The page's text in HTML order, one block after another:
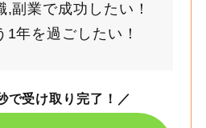
,副業で成功したい！
1年を過ごしたい！
で受け取り完了！ ／